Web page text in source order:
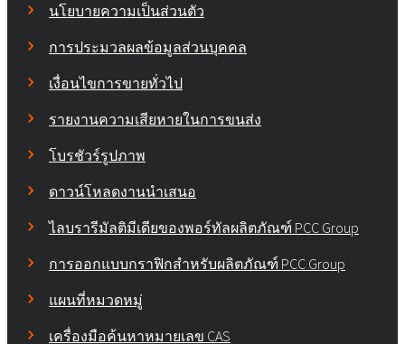
นโยบายความเป็นส่วนตัว
การประมวลผลข้อมูลส่วนบุคคล
เงื่อนไขการขายทั่วไป
รายงานความเสียหายในการขนส่ง
โบรชัวร์รูปภาพ
ดาวน์โหลดงานนำเสนอ
ไลบรารีมัลติมีเดียของพอร์ทัลผลิตภัณฑ์ PCC Group
การออกแบบกราฟิกสำหรับผลิตภัณฑ์ PCC Group
แผนที่หมวดหมู่
เครื่องมือค้นหาหมายเลข CAS